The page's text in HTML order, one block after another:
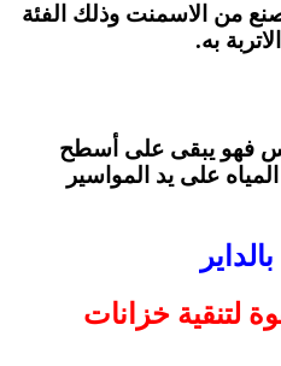
من الاسمنت وذلك الفئة
به.
فهو يبقى على أسطح
على يد المواسير
لتنقية خزانات